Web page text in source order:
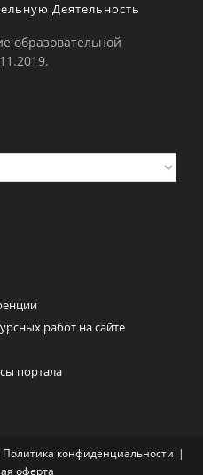
Деятельность
образовательной
работ на сайте
портала
Политика конфиденциальности
оферта